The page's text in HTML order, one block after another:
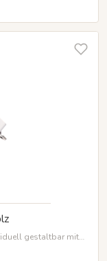
gestaltbar mit